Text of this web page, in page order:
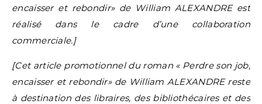
encaisser et rebondir» de William ALEXANDRE est
réalisé dans le cadre d’une collaboration
commerciale.]
[Cet article promotionnel du roman « Perdre son job,
encaisser et rebondir» de William ALEXANDRE reste
à destination des libraires, des bibliothécaires et des